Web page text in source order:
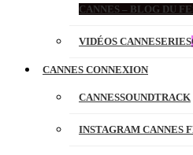
CANNES – BLOG DU
VIDÉOS CANNESERIES
CANNES CONNEXION
CANNESSOUNDTRACK
INSTAGRAM CANNES